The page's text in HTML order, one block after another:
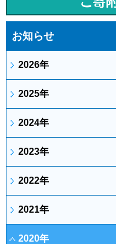
お知らせ
2026年
2025年
2024年
2023年
2022年
2021年
2020年